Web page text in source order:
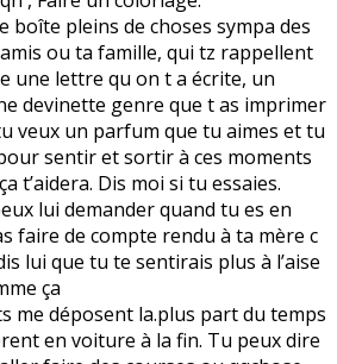
boîte pleins de choses sympa des
ou ta famille, qui tz rappellent
une lettre qu on t a écrite, un
devinette genre que t as imprimer
veux un parfum que tu aimes et tu
sentir et sortir à ces moments
t’aidera. Dis moi si tu essaies.
lui demander quand tu es en
faire de compte rendu à ta mère c
lui que tu te sentirais plus à l’aise
ça
me déposent la.plus part du temps
en voiture à la fin. Tu peux dire